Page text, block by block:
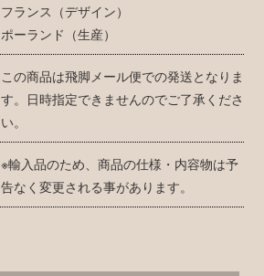
フランス（デザイン）
ポーランド（生産）
この商品は飛脚メール便での発送となりま
す。日時指定できませんのでご了承くださ
い。
※輸入品のため、商品の仕様・内容物は予
告なく変更される事があります。